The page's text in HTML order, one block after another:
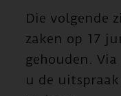
Die volgende
zaken op 17
gehouden.
u de